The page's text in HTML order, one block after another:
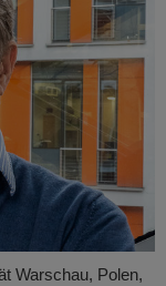
Warschau, Polen,